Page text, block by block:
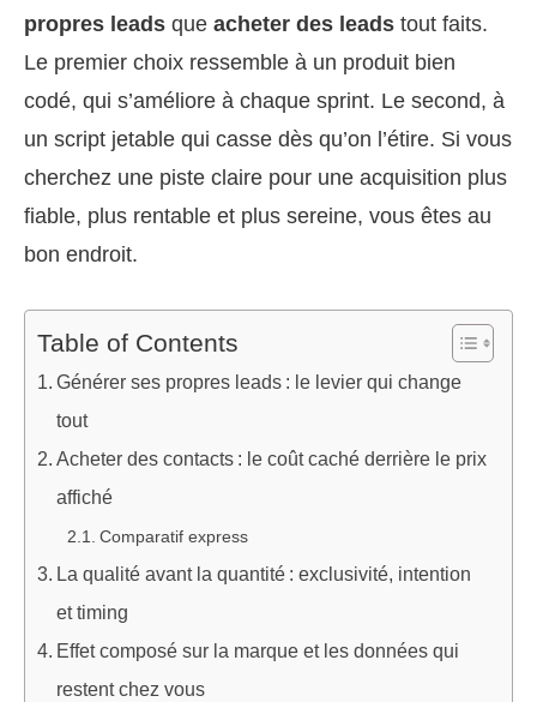
propres leads que acheter des leads tout faits.
Le premier choix ressemble à un produit bien
codé, qui s’améliore à chaque sprint. Le second, à
un script jetable qui casse dès qu’on l’étire. Si vous
cherchez une piste claire pour une acquisition plus
fiable, plus rentable et plus sereine, vous êtes au
bon endroit.
Table of Contents
Générer ses propres leads : le levier qui change
tout
Acheter des contacts : le coût caché derrière le prix
affiché
Comparatif express
La qualité avant la quantité : exclusivité, intention
et timing
Effet composé sur la marque et les données qui
restent chez vous